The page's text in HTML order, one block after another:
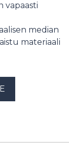
vapaasti
median
materiaali